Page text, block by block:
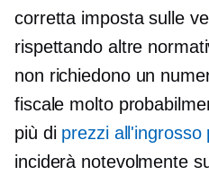
corretta imposta sulle
rispettando altre
non richiedono un
fiscale molto
più di prezzi all'ingrosso
inciderà notevolmente